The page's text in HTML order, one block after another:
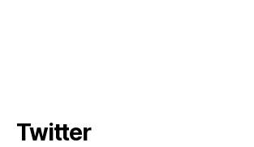
Twitter